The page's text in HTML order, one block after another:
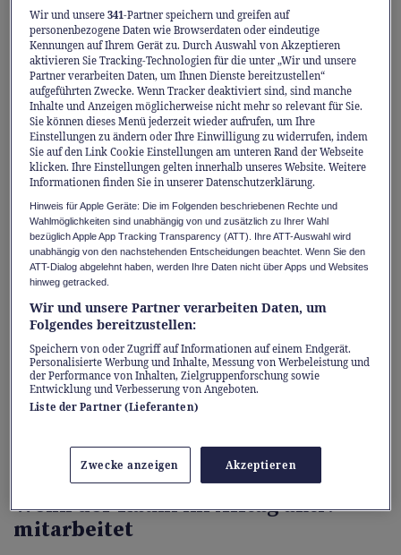
clevere Lösungen Ihren Alltag erleichtern.
Rund 40 Minuten am Tag halten wir uns laut
Studien im Bad auf. Was im ersten Moment
kurz klingt, summiert sich im Lauf des
Lebens auf eine beachtliche Zeitspanne:
Hochgerechnet verbringen wir gut drei Jahre
unseres Lebens darin. Meist als erste Station
am Morgen und letzte am Abend wird das
Badezimmer zu einem zentralen Ort des
Geschehens. Gerade im hektischen Alltag
muss dieser Raum aber nicht nur gut
aussehen, sondern uns bei unseren Abläufen
aktiv unterstützen. Genau hier setzt der
LeitgedankeDesign meets Functionvon
Geberit an. Die intelligenten Lösungen
beweisen, dass modernes Design und
Hand gehen können.
Wenn der Raum im Alltag aktiv
mitarbeitet
Wir und unsere341-Partner speichern und greifen auf
personenbezogene Daten wie Browserdaten oder eindeutige
Kennungen auf Ihrem Gerät zu. Durch Auswahl von Akzeptieren
aktivieren Sie Tracking-Technologien für die unter „Wir und unsere
Partner verarbeiten Daten, um Ihnen Dienste bereitzustellen“
aufgeführten Zwecke. Wenn Tracker deaktiviert sind, sind manche
Inhalte und Anzeigen möglicherweise nicht mehr so relevant für Sie.
Sie können dieses Menü jederzeit wieder aufrufen, um Ihre
Einstellungen zu ändern oder Ihre Einwilligung zu widerrufen, indem
Sie auf den Link Cookie Einstellungen am unteren Rand der Webseite
klicken. Ihre Einstellungen gelten innerhalb unseres Website. Weitere
Informationen finden Sie in unserer Datenschutzerklärung.
Hinweis für Apple Geräte: Die im Folgenden beschriebenen Rechte und
Wahlmöglichkeiten sind unabhängig von und zusätzlich zu Ihrer Wahl
bezüglich Apple App Tracking Transparency (ATT). Ihre ATT-Auswahl wird
unabhängig von den nachstehenden Entscheidungen beachtet. Wenn Sie den
ATT-Dialog abgelehnt haben, werden Ihre Daten nicht über Apps und Websites
hinweg getracked.
Wir und unsere Partner verarbeiten Daten, um
Folgendes bereitzustellen:
Speichern von oder Zugriff auf Informationen auf einem Endgerät.
Personalisierte Werbung und Inhalte, Messung von Werbeleistung und
der Performance von Inhalten, Zielgruppenforschung sowie
Entwicklung und Verbesserung von Angeboten.
Liste der Partner (Lieferanten)
Zwecke anzeigen Akzeptieren